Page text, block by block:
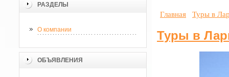
РАЗДЕЛЫ
О компании
ОБЪЯВЛЕНИЯ
Главная Туры в
Туры в